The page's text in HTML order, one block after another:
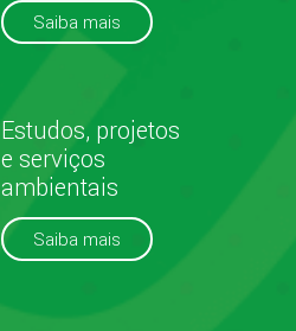
Saiba mais
Estudos, projetos
e serviços
ambientais
Saiba mais